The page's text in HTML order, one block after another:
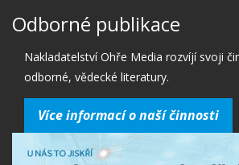
Odborné publikace
Nakladatelství Ohře Media rozvíjí svoji
odborné, vědecké literatury.
Více informací o naší činnosti